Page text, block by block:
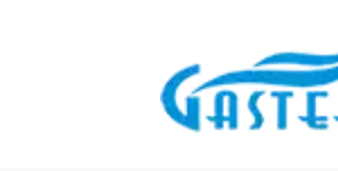
konstante Temperatur. Gaswasserkocher